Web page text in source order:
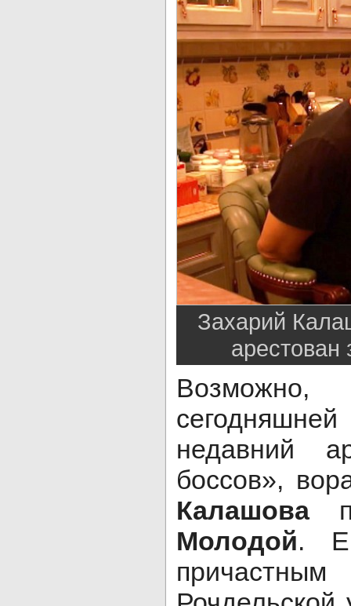
Захарий
арестован
Возможно,
недавний
боссов»,
Калашова
Молодой.